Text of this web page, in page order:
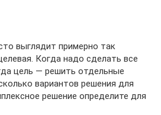
выглядит примерно так
Когда надо сделать все
цель — решить отдельные
вариантов решения для
решение определите для